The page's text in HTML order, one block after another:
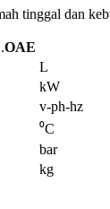
tinggal dan
.OAE
L
kW
v-ph-hz
⁰C
bar
kg